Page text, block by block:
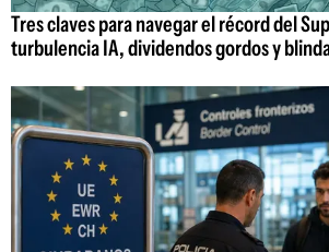
Tres claves para navegar el récord del
turbulencia IA, dividendos gordos y